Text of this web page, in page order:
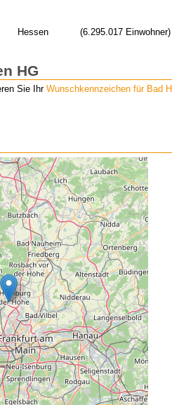
Hessen (6.295.017 Einwohner)
HG
Sie IhrWunschkennzeichen für Bad